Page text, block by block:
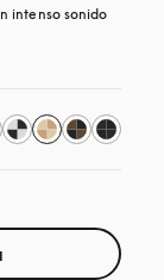
intenso sonido